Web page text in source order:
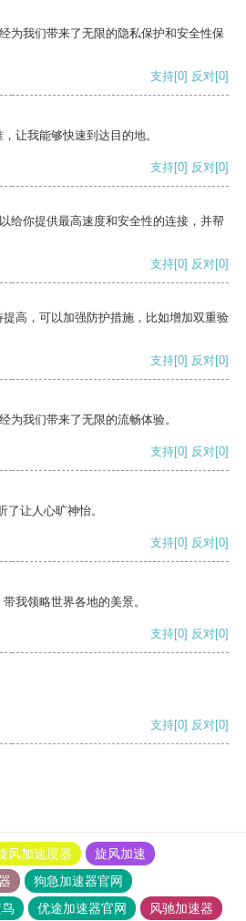
为我们带来了无限的隐私保护和安全性保
支持[0] 反对[0]
让我能够快速到达目的地。
支持[0] 反对[0]
给你提供最高速度和安全性的连接，并帮
支持[0] 反对[0]
高，可以加强防护措施，比如增加双重验
支持[0] 反对[0]
为我们带来了无限的流畅体验。
支持[0] 反对[0]
让人心旷神怡。
支持[0] 反对[0]
我领略世界各地的美景。
支持[0] 反对[0]
支持[0] 反对[0]
风加速度器
旋风加速
狗急加速器官网
优途加速器官网 风驰加速器